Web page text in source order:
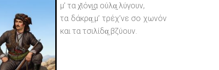
μ’ τα χ̆ιόν͜ια ούλα̤ λύγουν,
τα δάκρα̤ μ’ τρέχ’νε σο χωνόν
και τα τσιλίδα̤ βζύουν.